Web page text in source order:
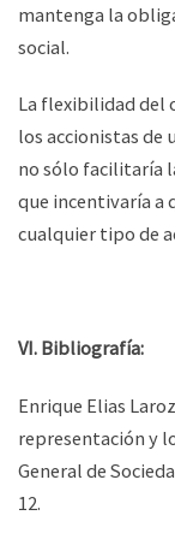
mantenga la
social.
La flexibilidad del
los accionistas de
no sólo facilitaría
que incentivaría a
cualquier tipo de
VI. Bibliografía:
Enrique Elias
representación y
General de
12.